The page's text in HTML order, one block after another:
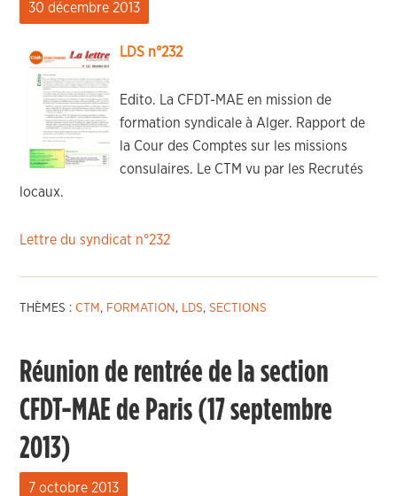
30 décembre 2013
LDS n°232
Edito. La CFDT-MAE en mission de
formation syndicale à Alger. Rapport de
la Cour des Comptes sur les missions
consulaires. Le CTM vu par les Recrutés
locaux.
Lettre du syndicat n°232
THÈMES :CTM , FORMATION , LDS,SECTIONS
Réunion de rentrée de la section
CFDT-MAE de Paris (17 septembre
2013)
7 octobre 2013